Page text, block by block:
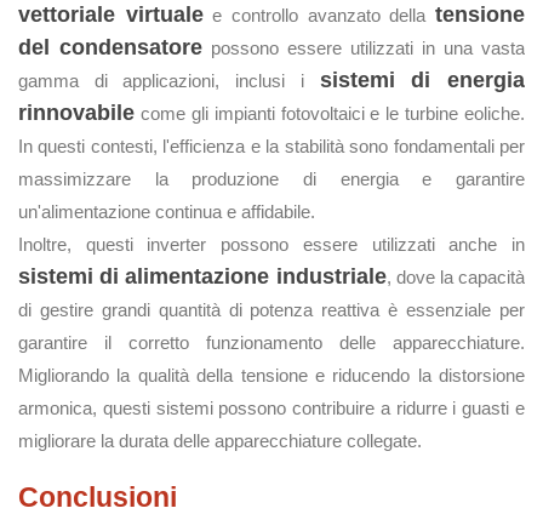
vettoriale virtualee controllo avanzato dellatensione
del condensatore possono essere utilizzati in una vasta
gamma di applicazioni, inclusi i sistemi di energia
rinnovabile come gli impianti fotovoltaici e le turbine eoliche.
In questi contesti, l'efficienza e la stabilità sono fondamentali per
massimizzare la produzione di energia e garantire
un'alimentazione continua e affidabile.
Inoltre, questi inverter possono essere utilizzati anche in
sistemi di alimentazione industriale, dove la capacità
di gestire grandi quantità di potenza reattiva è essenziale per
garantire il corretto funzionamento delle apparecchiature.
Migliorando la qualità della tensione e riducendo la distorsione
armonica, questi sistemi possono contribuire a ridurre i guasti e
migliorare la durata delle apparecchiature collegate.
Conclusioni